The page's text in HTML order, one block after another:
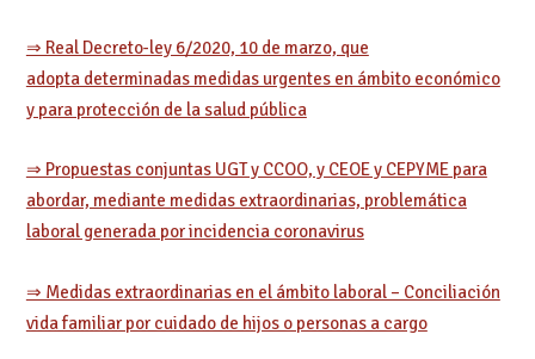
⇒ Real Decreto-ley 6/2020, 10 de marzo, que
adopta determinadas medidas urgentes en ámbito económico
y para protección de la salud pública
⇒ Propuestas conjuntas UGT y CCOO, y CEOE y CEPYME para
abordar, mediante medidas extraordinarias, problemática
laboral generada por incidencia coronavirus
⇒ Medidas extraordinarias en el ámbito laboral – Conciliación
vida familiar por cuidado de hijos o personas a cargo